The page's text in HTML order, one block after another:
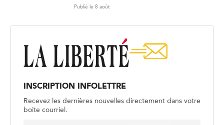
Publié le 8 août
INSCRIPTION INFOLETTRE
Recevez les dernières nouvelles directement dans votre
boite courriel.